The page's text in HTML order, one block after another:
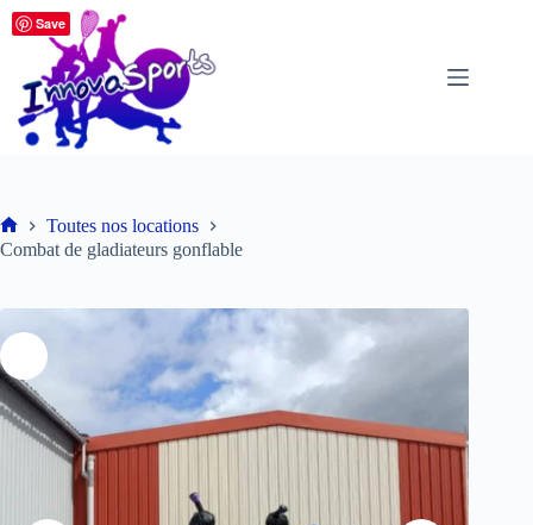
Passer
au
contenu
Accueil
Toutes nos locations
Combat de gladiateurs gonflable
Save